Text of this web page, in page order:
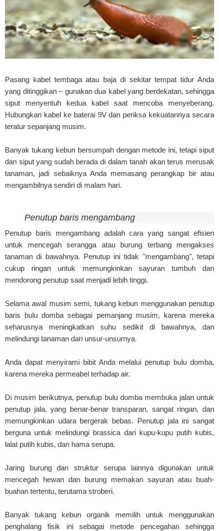
Pasang kabel tembaga atau baja di sekitar tempat tidur Anda
yang ditinggikan – gunakan dua kabel yang berdekatan, sehingga
siput menyentuh kedua kabel saat mencoba menyeberang.
Hubungkan kabel ke baterai 9V dan periksa kekuatannya secara
teratur sepanjang musim.
Banyak tukang kebun bersumpah dengan metode ini, tetapi siput
dan siput yang sudah berada di dalam tanah akan terus merusak
tanaman, jadi sebaiknya Anda memasang perangkap bir atau
mengambilnya sendiri di malam hari.
Penutup baris mengambang
Penutup baris mengambang adalah cara yang sangat efisien
untuk mencegah serangga atau burung terbang mengakses
tanaman di bawahnya. Penutup ini tidak "mengambang", tetapi
cukup ringan untuk memungkinkan sayuran tumbuh dan
mendorong penutup saat menjadi lebih tinggi.
Selama awal musim semi, tukang kebun menggunakan penutup
baris bulu domba sebagai pemanjang musim, karena mereka
seharusnya meningkatkan suhu sedikit di bawahnya, dan
melindungi tanaman dari unsur-unsurnya.
Anda dapat menyirami bibit Anda melalui penutup bulu domba,
karena mereka permeabel terhadap air.
Di musim berikutnya, penutup bulu domba membuka jalan untuk
penutup jala, yang benar-benar transparan, sangat ringan, dan
memungkinkan udara bergerak bebas. Penutup jala ini sangat
berguna untuk melindungi brassica dari kupu-kupu putih kubis,
lalat putih kubis, dan hama serupa.
Jaring burung dan struktur serupa lainnya digunakan untuk
mencegah hewan dan burung memakan sayuran atau buah-
buahan tertentu, terutama stroberi.
Banyak tukang kebun organik memilih untuk menggunakan
penghalang fisik ini sebagai metode pencegahan sehingga